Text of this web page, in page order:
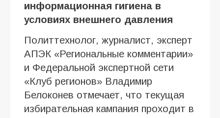
информационная гигиена в
условиях внешнего давления
Политтехнолог, журналист, эксперт
АПЭК «Региональные комментарии»
и Федеральной экспертной сети
«Клуб регионов» Владимир
Белоконев отмечает, что текущая
избирательная кампания проходит в